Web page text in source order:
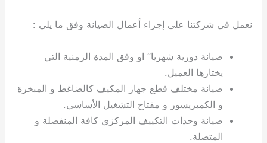
نعمل في شركتنا على إجراء أعمال الصيانة وفق ما يلي :
صيانة دورية شهريا” او وفق المدة الزمنية التي
يختارها العميل.
صيانة مختلف قطع جهاز المكيف كالضاغط و المبخرة
و الكمبريسور و مفتاح التشغيل الأساسي.
صيانة وحدات التكييف المركزي كافة المنفصلة و
المتصلة.